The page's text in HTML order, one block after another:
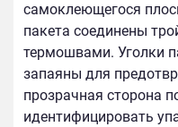
самоклеющегося
пакета соединены
термошвами. Уголки
запаяны для
прозрачная сторона
идентифицировать